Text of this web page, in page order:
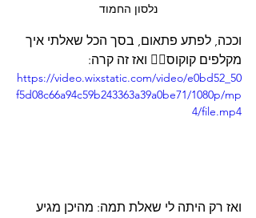
נלסון החמוד
וככה, לפתע פתאום, בסך הכל שאלתי איך
מקלפים קוקוס🤷‍♀ ואז זה קרה:
https://video.wixstatic.com/video/e0bd52_50
f5d08c66a94c59b243363a39a0be71/1080p/mp
4/file.mp4
ואז רק היתה לי שאלת תמה: מהיכן מגיע